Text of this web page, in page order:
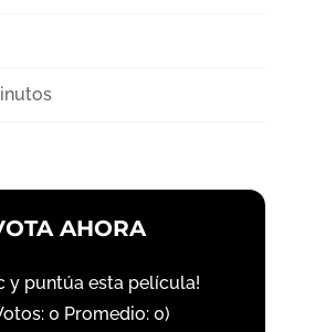
AHORA
y puntúa esta película!
0 Promedio: 0)